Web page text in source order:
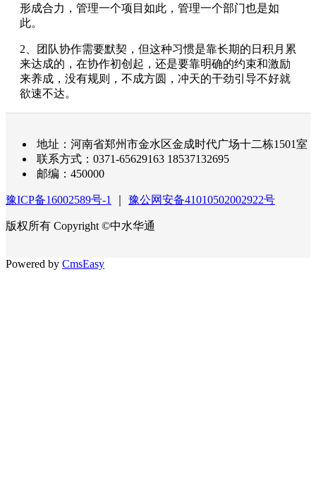
形成合力，管理一个项目如此，管理一个部门也是如
此。
2、团队协作需要默契，但这种习惯是靠长期的日积月累
来达成的，在协作初创起，还是要靠明确的约束和激励
来养成，没有规则，不成方圆，冲天的干劲引导不好就
欲速不达。
地址：河南省郑州市金水区金成时代广场十二栋1501室
联系方式：0371-65629163 18537132695
邮编：450000
豫ICP备16002589号-1 豫公网安备41010502002922号
版权所有 Copyright ©中水华通
Powered by CmsEasy